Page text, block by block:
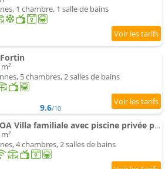
1 chambre, 1 salle de bains
5 chambres, 2 salles de bains
9.6/10
Villa ALOA Villa familiale avec piscine privée pour 8 personnes en Ardèche
4 chambres, 2 salles de bains